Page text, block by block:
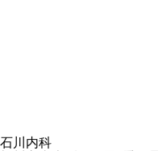
石川内科